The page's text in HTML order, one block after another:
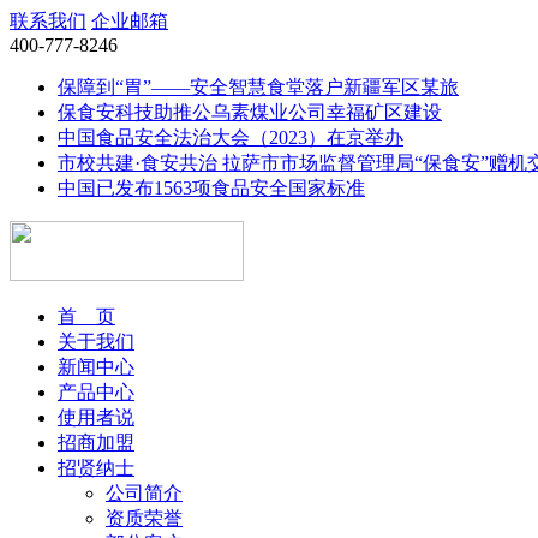
联系我们 企业邮箱
400-777-8246
保障到“胃”——安全智慧食堂落户新疆军区某旅
保食安科技助推公乌素煤业公司幸福矿区建设
中国食品安全法治大会（2023）在京举办
市校共建·食安共治 拉萨市市场监督管理局“保食安”赠机
中国已发布1563项食品安全国家标准
首 页
关于我们
新闻中心
产品中心
使用者说
招商加盟
招贤纳士
公司简介
资质荣誉